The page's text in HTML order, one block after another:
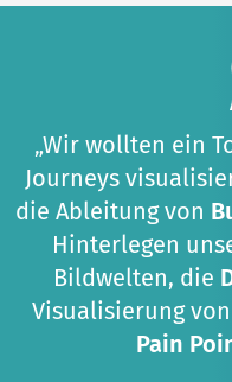
„Wir wollten ein
Journeys
die Ableitung von
Hinterlegen
Bildwelten, die
Visualisierung von
Pain